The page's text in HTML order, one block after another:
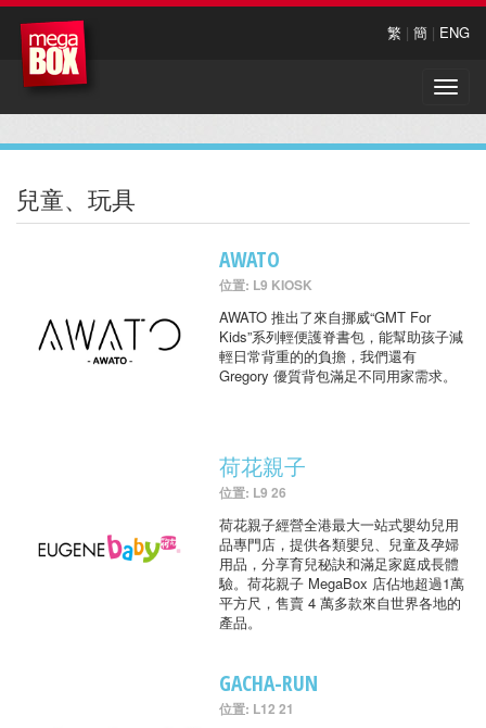
繁 | 簡 | ENG
Toggle
兒童、玩具
AWATO
位置: L9 KIOSK
AWATO 推出了來自挪威“GMT For
Kids”系列輕便護脊書包，能幫助孩子減
輕日常背重的的負擔，我們還有
Gregory 優質背包滿足不同用家需求。
荷花親子
位置: L9 26
荷花親子經營全港最大一站式嬰幼兒用
品專門店，提供各類嬰兒、兒童及孕婦
用品，分享育兒秘訣和滿足家庭成長體
驗。荷花親子 MegaBox 店佔地超過1萬
平方尺，售賣 4 萬多款來自世界各地的
產品。
GACHA-RUN
位置: L12 21